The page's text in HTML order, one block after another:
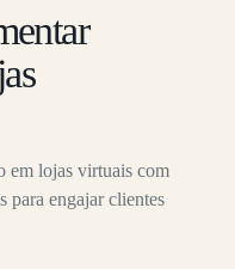
em lojas virtuais com
para engajar clientes